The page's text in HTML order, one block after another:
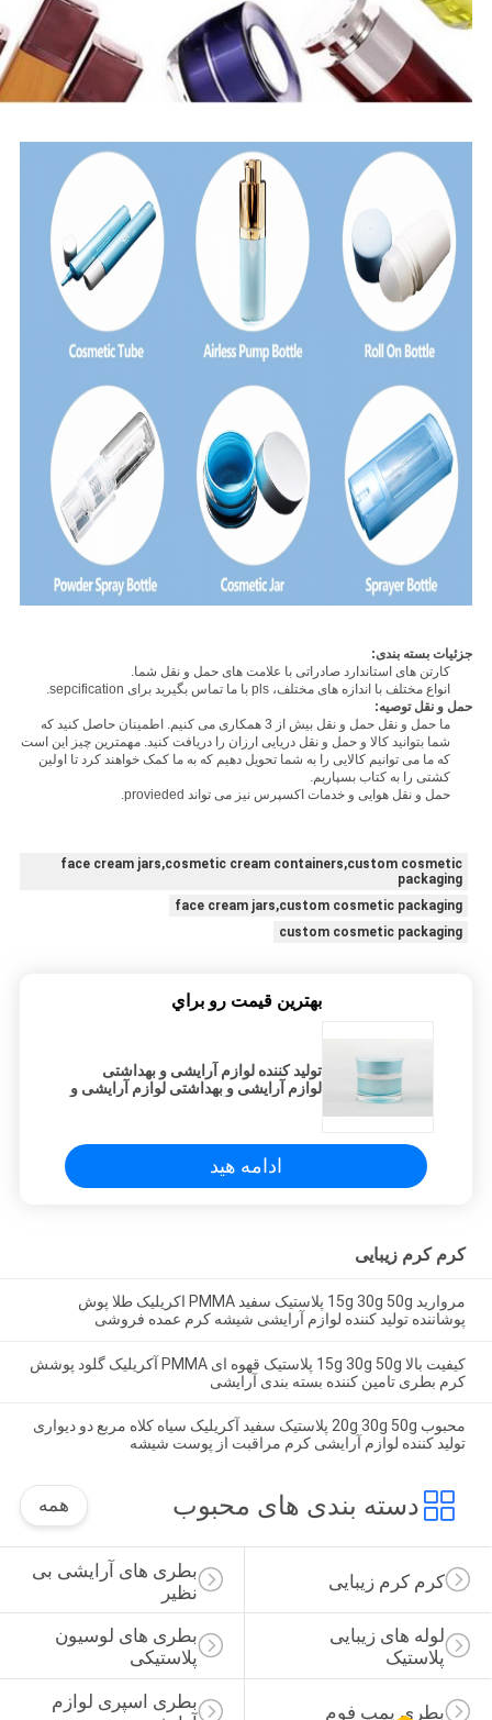
جزئیات بسته بندی:
کارتن های استاندارد صادراتی با علامت های حمل و نقل شما.
انواع مختلف با اندازه های مختلف، pls با ما تماس بگیرید برای sepcification.
حمل و نقل توصیه:
ما حمل و نقل حمل و نقل بیش از 3 همکاری می کنیم. اطمینان حاصل کنید که
شما بتوانید کالا و حمل و نقل دریایی ارزان را دریافت کنید. مهمترین چیز این است
که ما می توانیم کالایی را به شما تحویل دهیم که به ما کمک خواهند کرد تا اولین
کشتی را به کتاب بسپاریم.
حمل و نقل هوایی و خدمات اکسپرس نیز می تواند provieded.
face cream jars,cosmetic cream containers,custom cosmetic
packaging
face cream jars,custom cosmetic packaging
custom cosmetic packaging
بهترين قيمت رو براي
تولید کننده لوازم آرایشی و بهداشتی
لوازم آرایشی و بهداشتی لوازم آرایشی و
بهداشتی
ادامه هید
کرم کرم زیبایی
مروارید 15g 30g 50g پلاستیک سفید PMMA اکریلیک طلا پوش
پوشاننده تولید کننده لوازم آرایشی شیشه کرم عمده فروشی
کیفیت بالا 15g 30g 50g پلاستیک قهوه ای PMMA آکریلیک گلود پوشش
کرم بطری تامین کننده بسته بندی آرایشی
محبوب 20g 30g 50g پلاستیک سفید آکریلیک سیاه کلاه مربع دو دیواری
تولید کننده لوازم آرایشی کرم مراقبت از پوست شیشه
دسته بندی های محبوب همه
بطری های آرایشی بی
نظیر
کرم کرم زیبایی
بطری های لوسیون
پلاستیکی
لوله های زیبایی
پلاستیک
بطری اسپری لوازم
بطری پمپ فوم